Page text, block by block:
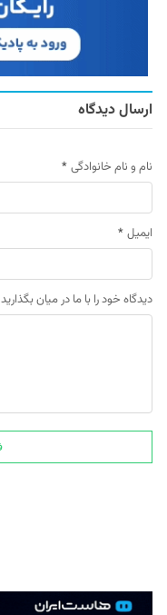
ارسال دیدگاه
نام و نام خانوادگی *
ایمیل *
دیدگاه خود را با ما در میان بگذارید